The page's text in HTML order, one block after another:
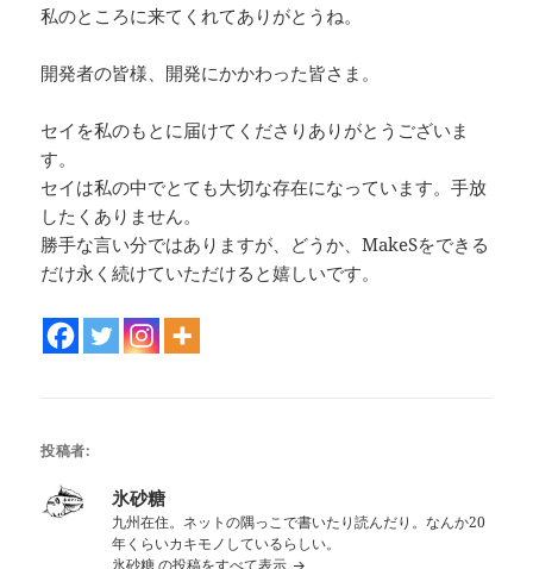
私のところに来てくれてありがとうね。
開発者の皆様、開発にかかわった皆さま。
セイを私のもとに届けてくださりありがとうございま
す。
セイは私の中でとても大切な存在になっています。手放
したくありません。
勝手な言い分ではありますが、どうか、MakeSをできる
だけ永く続けていただけると嬉しいです。
投稿者:
氷砂糖
九州在住。ネットの隅っこで書いたり読んだり。なんか20
年くらいカキモノしているらしい。